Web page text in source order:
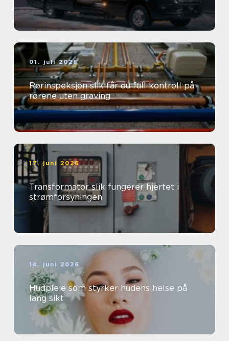
01. juli 2026
Rørinspeksjon slik får du full kontroll på
rørene uten graving
17. juni 2026
Transformator slik fungerer hjertet i
strømforsyningen
14. juni 2026
Hudpleie som styrker hudens helse på
lang sikt